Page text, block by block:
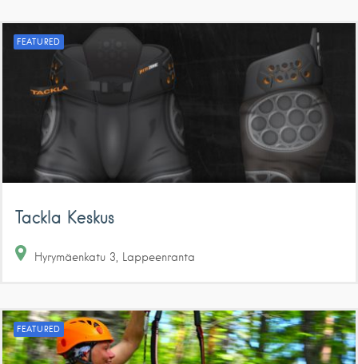
FEATURED
Tackla Keskus
Hyrymäenkatu 3 Lappeenranta
FEATURED